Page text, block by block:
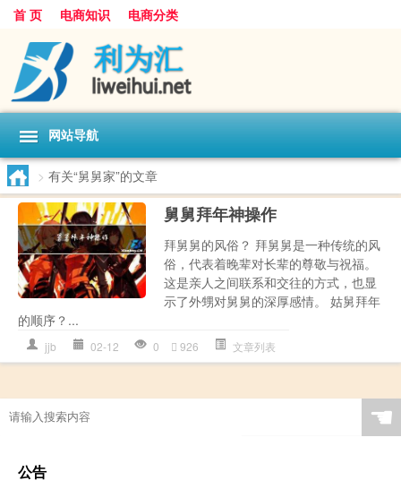
首 页 电商知识 电商分类
网站导航
> 有关“舅舅家”的文章
舅舅拜年神操作
拜舅舅的风俗？ 拜舅舅是一种传统的风
俗，代表着晚辈对长辈的尊敬与祝福。
这是亲人之间联系和交往的方式，也显
示了外甥对舅舅的深厚感情。 姑舅拜年
的顺序？...
jjb 02-12 0 926 文章列表
☚
公告